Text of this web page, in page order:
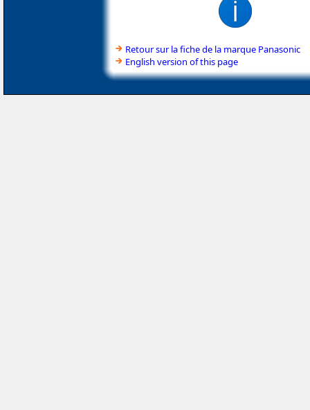
Retour sur la fiche de la marque Panasonic
English version of this page